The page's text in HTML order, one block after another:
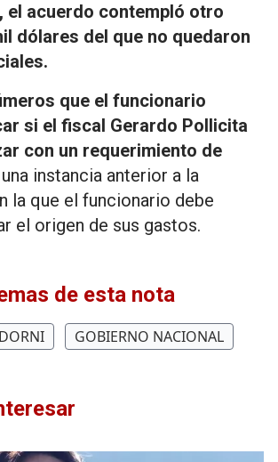
el acuerdo contempló otro
dólares del que no quedaron
que el funcionario
si el fiscal Gerardo Pollicita
con un requerimiento de
una instancia anterior a la
la que el funcionario debe
el origen de sus gastos.
de esta nota
GOBIERNO NACIONAL